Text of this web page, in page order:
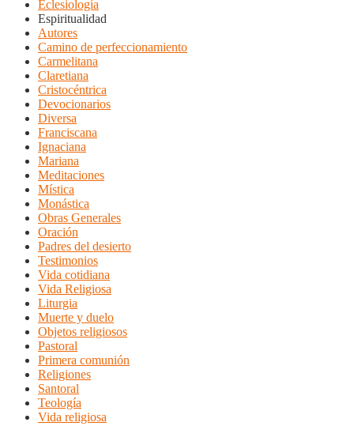
Eclesiología
Espiritualidad
Autores
Camino de perfeccionamiento
Carmelitana
Claretiana
Cristocéntrica
Devocionarios
Diversa
Franciscana
Ignaciana
Mariana
Meditaciones
Mística
Monástica
Obras Generales
Oración
Padres del desierto
Testimonios
Vida cotidiana
Vida Religiosa
Liturgia
Muerte y duelo
Objetos religiosos
Pastoral
Primera comunión
Religiones
Santoral
Teología
Vida religiosa